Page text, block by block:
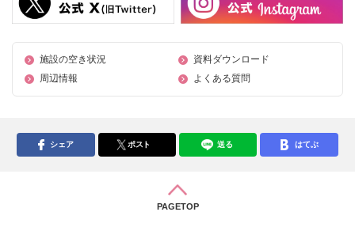
施設の空き状況
資料ダウンロード
周辺情報
よくある質問
シェア ポスト 送る はてぶ
PAGETOP